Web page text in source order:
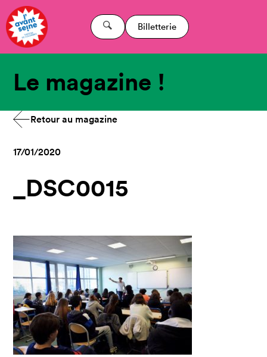
Billetterie
Le magazine !
Retour au magazine
17/01/2020
_DSC0015